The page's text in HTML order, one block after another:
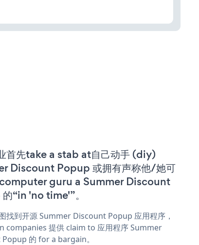
首先take a stab at自己动手 (diy)
Discount Popup 或拥有声称他/她可
guru a Summer Discount
“in 'no time'”。
找到开源 Summer Discount Popup 应用程序，
companies 提供 claim to 应用程序 Summer
的 for a bargain。